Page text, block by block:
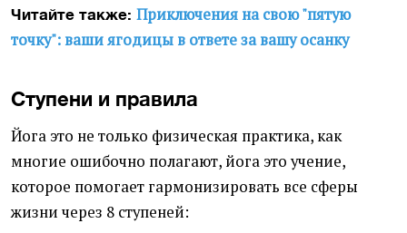
Читайте также: Приключения на свою "пятую
точку": ваши ягодицы в ответе за вашу осанку
Ступени и правила
Йога это не только физическая практика, как
многие ошибочно полагают, йога это учение,
которое помогает гармонизировать все сферы
жизни через 8 ступеней: